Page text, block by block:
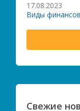
17.08.2023
Виды
Свежие